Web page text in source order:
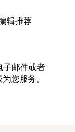
辑推荐
子邮件或者
您服务。